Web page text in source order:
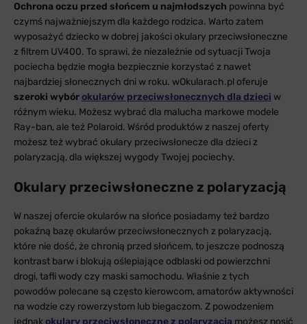
Ochrona oczu przed słońcem u najmłodszych powinna być
czymś najważniejszym dla każdego rodzica. Warto zatem
wyposażyć dziecko w dobrej jakości okulary przeciwsłoneczne
z filtrem UV400. To sprawi, że niezależnie od sytuacji Twoja
pociecha będzie mogła bezpiecznie korzystać z nawet
najbardziej słonecznych dni w roku. wOkularach.pl oferuje
szeroki wybórokularów przeciwsłonecznych dla dzieci w
różnym wieku. Możesz wybrać dla malucha markowe modele
Ray-ban, ale też Polaroid. Wśród produktów z naszej oferty
możesz też wybrać okulary przeciwsłonecze dla dzieci z
polaryzacją, dla większej wygody Twojej pociechy.
Okulary przeciwsłoneczne z polaryzacją
W naszej ofercie okularów na słońce posiadamy też bardzo
pokaźną bazę okularów przeciwsłonecznych z polaryzacją,
które nie dość, że chronią przed słońcem, to jeszcze podnoszą
kontrast barw i blokują oślepiające odblaski od powierzchni
drogi, tafli wody czy maski samochodu. Właśnie z tych
powodów polecane są często kierowcom, amatorów aktywności
na wodzie czy rowerzystom lub biegaczom. Z powodzeniem
jednakokulary przeciwsłoneczne z polaryzacją możesz nosić